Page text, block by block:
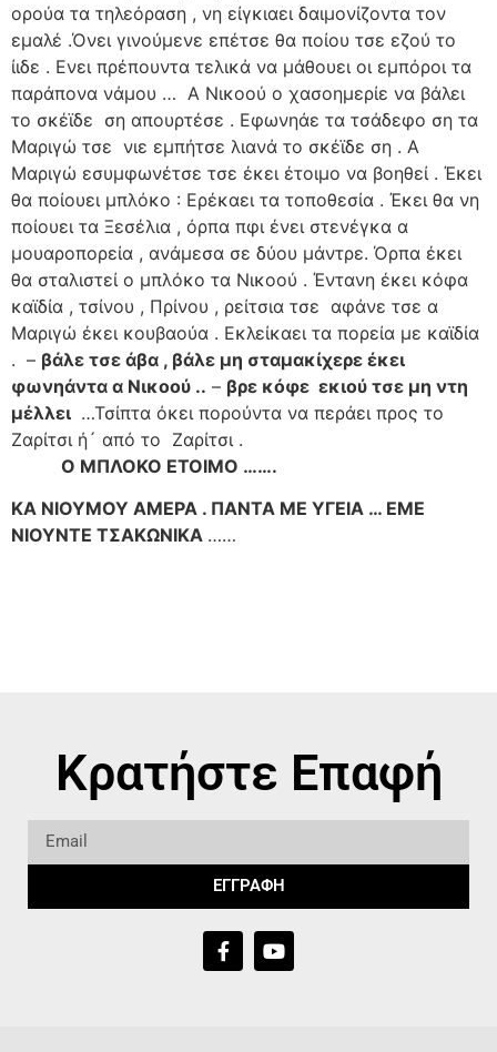
ορούα τα τηλεόραση , νη είγκιαει δαιμονίζοντα τον
εμαλέ .Όνει γινούμενε επέτσε θα ποίου τσε εζού το
ίιδε . Ενει πρέπουντα τελικά να μάθουει οι εμπόροι τα
παράπονα νάμου … Α Νικοού ο χασοημερίε να βάλει
το σκέϊδε ση απουρτέσε . Εφωνηάε τα τσάδεφο ση τα
Μαριγώ τσε νιε εμπήτσε λιανά το σκέϊδε ση . Α
Μαριγώ εσυμφωνέτσε τσε έκει έτοιμο να βοηθεί . Έκει
θα ποίουει μπλόκο : Ερέκαει τα τοποθεσία . Έκει θα νη
ποίουει τα Ξεσέλια , όρπα πφι ένει στενέγκα α
μουαροπορεία , ανάμεσα σε δύου μάντρε. Όρπα έκει
θα σταλιστεί ο μπλόκο τα Νικοού . Έντανη έκει κόφα
καϊδία , τσίνου , Πρίνου , ρείτσια τσε αφάνε τσε α
Μαριγώ έκει κουβαούα . Εκλείκαει τα πορεία με καϊδία
. – βάλε τσε άβα , βάλε μη σταμακίχερε έκει
φωνηάντα α Νικοού .. – βρε κόφε εκιού τσε μη ντη
μέλλει …Τσίπτα όκει πορούντα να περάει προς το
Ζαρίτσι ή´ από το Ζαρίτσι .
Ο ΜΠΛΟΚΟ ΕΤΟΙΜΟ …….
ΚΑ ΝΙΟΥΜΟΥ ΑΜΕΡΑ . ΠΑΝΤΑ ΜΕ ΥΓΕΙΑ … ΕΜΕ
ΝΙΟΥΝΤΕ ΤΣΑΚΩΝΙΚΑ ……
Κρατήστε Επαφή
ΕΓΓΡΑΦΗ